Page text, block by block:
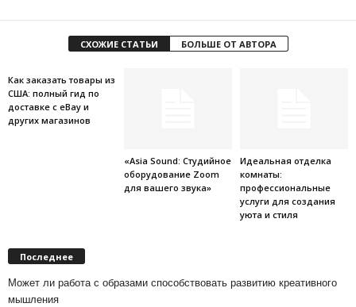
СХОЖИЕ СТАТЬИ БОЛЬШЕ ОТ АВТОРА
Как заказать товары из
США: полный гид по
доставке с eBay и
других магазинов
«Asia Sound: Студийное
оборудование Zoom
для вашего звука»
Идеальная отделка
комнаты:
профессиональные
услуги для создания
уюта и стиля
Последнее
Может ли работа с образами способствовать развитию креативного
мышления